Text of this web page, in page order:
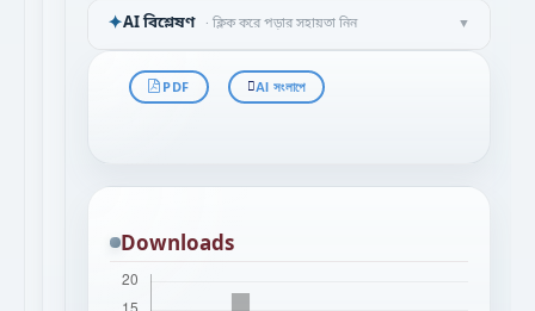
✦AI বিশ্লেষণ · ক্লিক করে পড়ার সহায়তা নিন ▼
PDF AI সংলাপে
Downloads